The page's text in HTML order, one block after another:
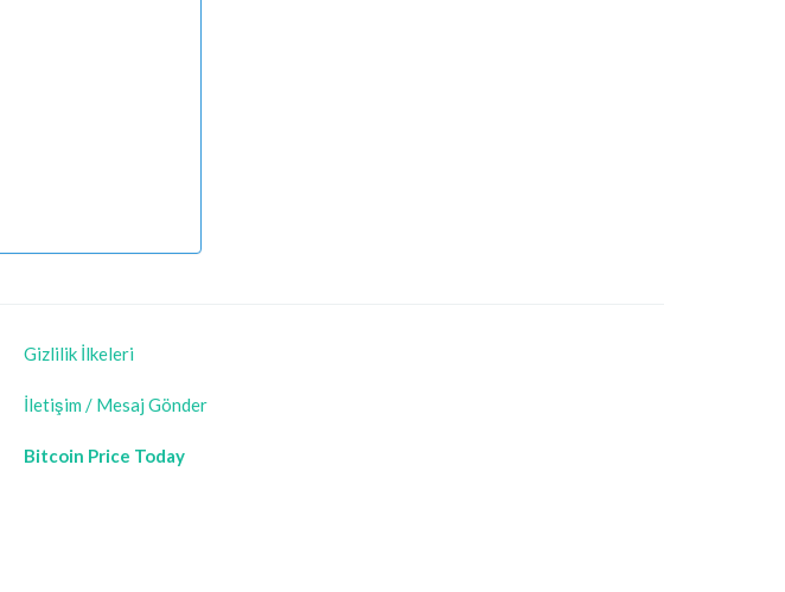
Gizlilik İlkeleri
İletişim / Mesaj Gönder
Bitcoin Price Today